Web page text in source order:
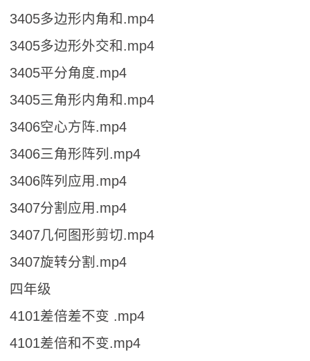
3405多边形内角和.mp4
3405多边形外交和.mp4
3405平分角度.mp4
3405三角形内角和.mp4
3406空心方阵.mp4
3406三角形阵列.mp4
3406阵列应用.mp4
3407分割应用.mp4
3407几何图形剪切.mp4
3407旋转分割.mp4
四年级
4101差倍差不变 .mp4
4101差倍和不变.mp4